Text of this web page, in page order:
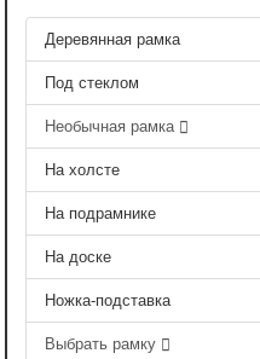
Деревянная рамка
Под стеклом
Необычная рамка
На холсте
На подрамнике
На доске
Ножка-подставка
Выбрать рамку